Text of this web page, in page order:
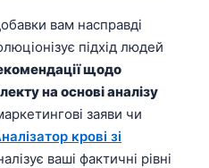
вам насправді
підхід людей
щодо
на основі аналізу
заяви чи
крові зі
ваші фактичні рівні